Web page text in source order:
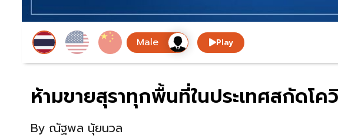
Play
ห้ามขายสุราทุกพื้นที่ในประเทศสกัดโค
By ณัฐพล นุ้ยนวล